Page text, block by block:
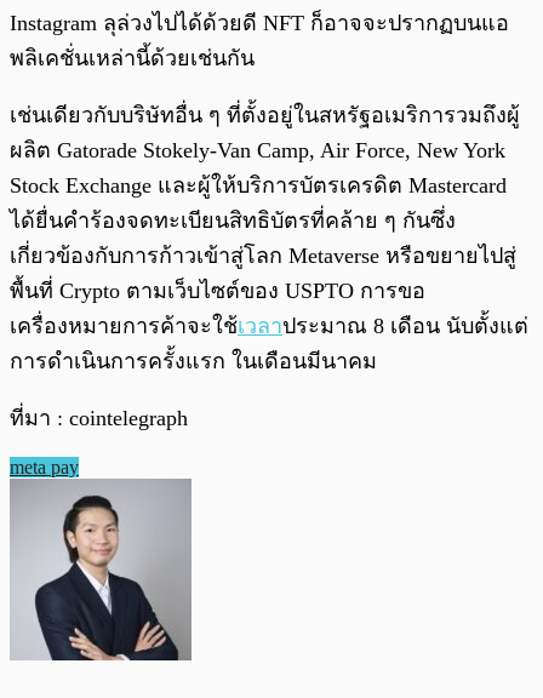
Instagram ลุล่วงไปได้ด้วยดี NFT ก็อาจจะปรากฏบนแอ
พลิเคชั่นเหล่านี้ด้วยเช่นกัน
เช่นเดียวกับบริษัทอื่น ๆ ที่ตั้งอยู่ในสหรัฐอเมริการวมถึงผู้
ผลิต Gatorade Stokely-Van Camp, Air Force, New York
Stock Exchange และผู้ให้บริการบัตรเครดิต Mastercard
ได้ยื่นคำร้องจดทะเบียนสิทธิบัตรที่คล้าย ๆ กันซึ่ง
เกี่ยวข้องกับการก้าวเข้าสู่โลก Metaverse หรือขยายไปสู่
พื้นที่ Crypto ตามเว็บไซต์ของ USPTO การขอ
เครื่องหมายการค้าจะใช้เวลาประมาณ 8 เดือน นับตั้งแต่
การดำเนินการครั้งแรก ในเดือนมีนาคม
ที่มา : cointelegraph
meta pay